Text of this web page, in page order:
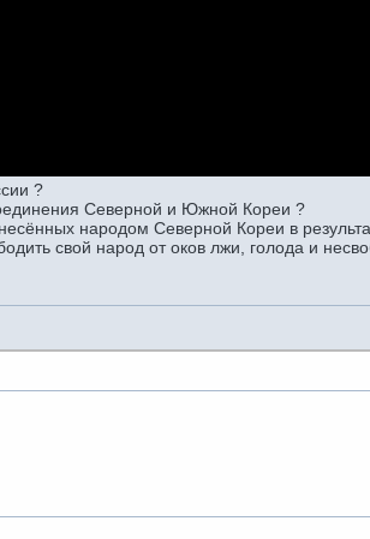
?
Северной и Южной Кореи ?
народом Северной Кореи в
свой народ от оков лжи, голода и